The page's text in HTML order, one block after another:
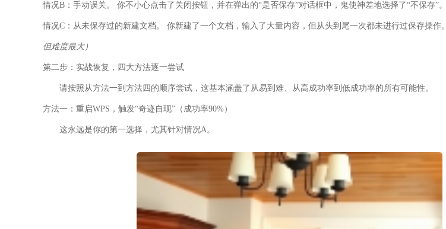
情况B：手动误关。 你不小心点击了关闭按钮，并在弹出的“是否保存”对话框中，鬼使神差地选择了“不保存”。
情况C：从未保存过的新建文档。 你新建了一个文档，输入了大量内容，但从头到尾一次都未进行过保存操作。
但难度最大）
第二步：实战恢复，四大方法逐一尝试
请按照从方法一到方法四的顺序尝试，这基本涵盖了从易到难、从高成功率到低成功率的所有可能性。
方法一：重启WPS，触发“奇迹自现”（成功率90%）
这永远是你的第一选择，尤其针对情况A。